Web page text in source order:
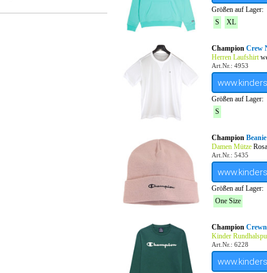
Größen auf Lager:
S
XL
Champion Crew
Herren Laufshirt
Art.Nr.: 4953
Größen auf Lager:
S
Champion
Damen Mütze
Art.Nr.: 5435
Größen auf Lager:
One Size
Champion
Kinder
Art.Nr.: 6228